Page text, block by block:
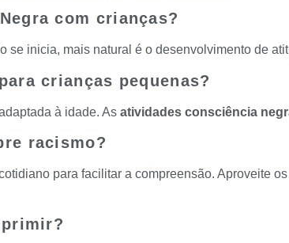
com crianças?
inicia, mais natural é o desenvolvimento de
crianças pequenas?
à idade. As atividades consciência
racismo?
para facilitar a compreensão. Aproveite